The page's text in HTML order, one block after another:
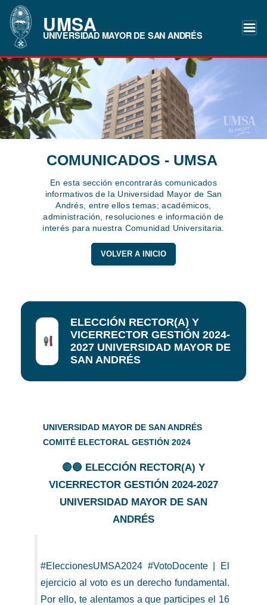
UMSA
UNIVERSIDAD MAYOR DE SAN ANDRÉS
COMUNICADOS - UMSA
En esta sección encontrarás comunicados
informativos de la Universidad Mayor de San
Andrés, entre ellos temas; académicos,
administración, resoluciones e información de
interés para nuestra Comunidad Universitaria.
VOLVER A INICIO
ELECCIÓN RECTOR(A) Y
VICERRECTOR GESTIÓN 2024-
2027 UNIVERSIDAD MAYOR DE
SAN ANDRÉS
UNIVERSIDAD MAYOR DE SAN ANDRÉS
COMITÉ ELECTORAL GESTIÓN 2024
🔴🔵 ELECCIÓN RECTOR(A) Y
VICERRECTOR GESTIÓN 2024-2027
UNIVERSIDAD MAYOR DE SAN
ANDRÉS
#EleccionesUMSA2024 #VotoDocente | El
ejercicio al voto es un derecho fundamental.
Por ello, te alentamos a que participes el 16